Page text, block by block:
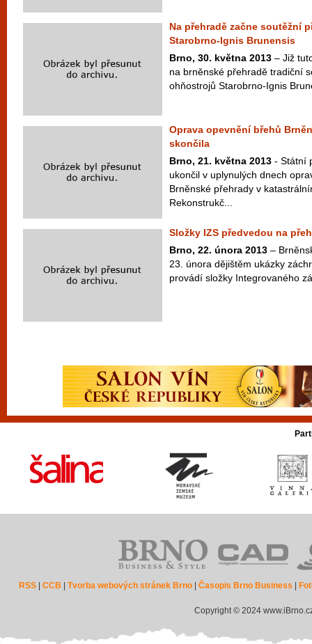
Na přehradě začne soutěžní
Starobrno-Ignis Brunensis
Brno, 30. května 2013 – Již
na brněnské přehradě tradiční
ohňostrojů Starobrno-Ignis
Oprava opevnění břehů
skončila
Brno, 21. května 2013 - Státní
ukončil v uplynulých dnech
Brněnské přehrady v
Rekonstrukč...
Složky IZS předvedou na
Brno, 22. února 2013 –
23. února dějištěm ukázky
provádí složky Integrovaného
RSS |CCB |Tvorba webových stránek Brno |Časopis Brno Business
Copyright © 2024